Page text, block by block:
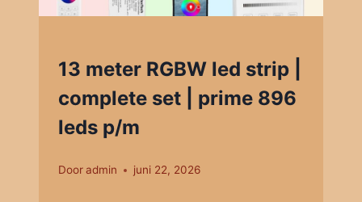
13 meter RGBW led strip |
complete set | prime 896
leds p/m
Dooradmin juni 22, 2026